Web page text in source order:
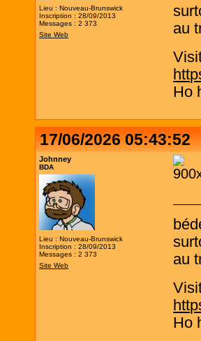
Lieu : Nouveau-Brunswick
Inscription : 28/09/2013
Messages : 2 373
Site Web
au
Ho
17/06/2026 05:43:52
Johnney
BDA
Lieu : Nouveau-Brunswick
Inscription : 28/09/2013
Messages : 2 373
Site Web
au
Ho